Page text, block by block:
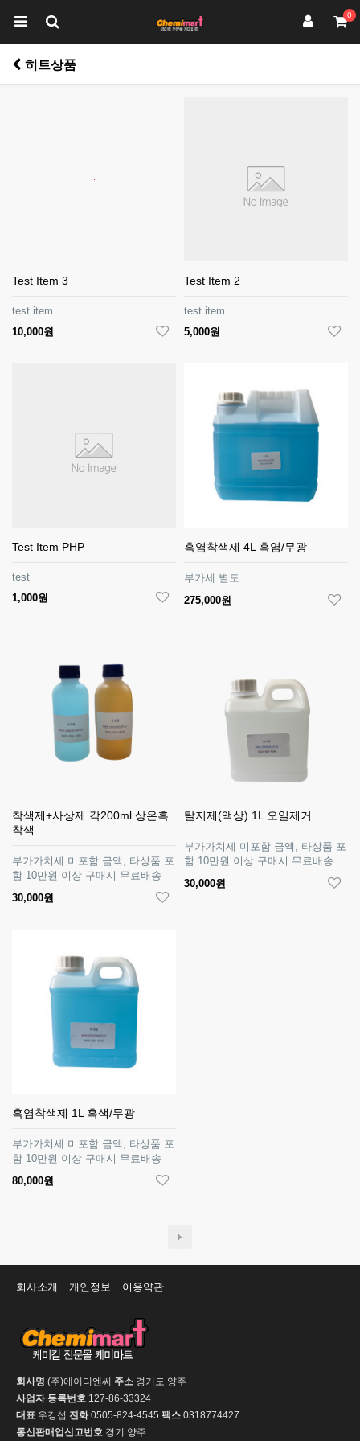
0
히트상품
Test Item 3
test item
10,000원
Test Item 2
test item
5,000원
Test Item PHP
test
1,000원
흑염착색제 4L 흑염/무광
부가세 별도
275,000원
착색제+사상제 각200ml 상온흑
착색
부가가치세 미포함 금액, 타상품 포
함 10만원 이상 구매시 무료배송
30,000원
탈지제(액상) 1L 오일제거
부가가치세 미포함 금액, 타상품 포
함 10만원 이상 구매시 무료배송
30,000원
흑염착색제 1L 흑색/무광
부가가치세 미포함 금액, 타상품 포
함 10만원 이상 구매시 무료배송
80,000원
회사소개 개인정보 이용약관
회사명 (주)에이티엔씨 주소 경기도 양주
사업자 등록번호 127-86-33324
대표 우강섭 전화0505-824-4545 팩스 0318774427
통신판매업신고번호 경기 양주